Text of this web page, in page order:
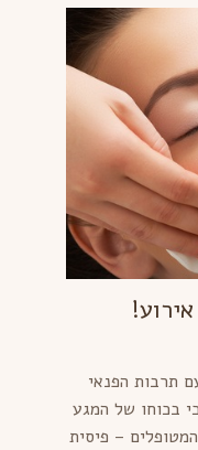
תרבות הפנאי
בכוחו של המגע
– פיסית